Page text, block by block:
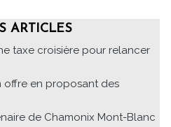
ARTICLES
taxe croisière pour relancer
offre en proposant des
de Chamonix Mont-Blanc